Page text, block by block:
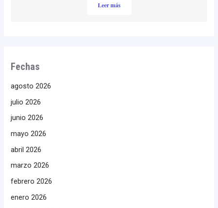
Leer más
Fechas
agosto 2026
julio 2026
junio 2026
mayo 2026
abril 2026
marzo 2026
febrero 2026
enero 2026